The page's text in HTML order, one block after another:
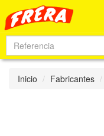
Inicio Fabricantes